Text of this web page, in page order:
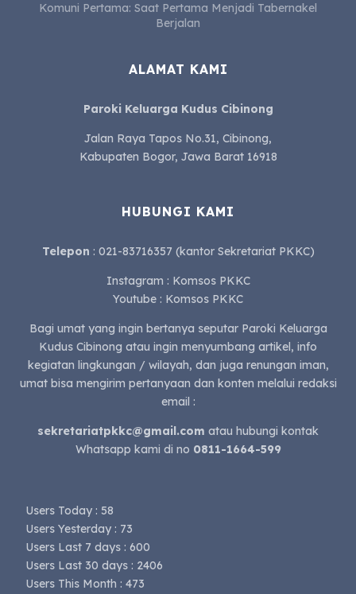
Komuni Pertama: Saat Pertama Menjadi Tabernakel
Berjalan
ALAMAT KAMI
Paroki Keluarga Kudus Cibinong
Jalan Raya Tapos No.31, Cibinong,
Kabupaten Bogor, Jawa Barat 16918
HUBUNGI KAMI
Telepon : 021-83716357 (kantor Sekretariat PKKC)
Instagram : Komsos PKKC
Youtube : Komsos PKKC
Bagi umat yang ingin bertanya seputar Paroki Keluarga
Kudus Cibinong atau ingin menyumbang artikel, info
kegiatan lingkungan / wilayah, dan juga renungan iman,
umat bisa mengirim pertanyaan dan konten melalui redaksi
email :
sekretariatpkkc@gmail.com atau hubungi kontak
Whatsapp kami di no 0811-1664-599
Users Today : 58
Users Yesterday : 73
Users Last 7 days : 600
Users Last 30 days : 2406
Users This Month : 473